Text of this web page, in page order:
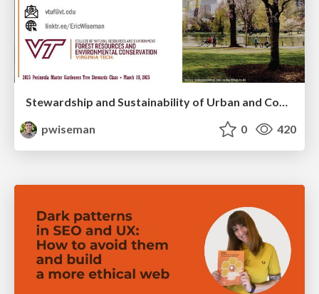
Stewardship and Sustainability of Urban and Community Forests
pwiseman
0 420